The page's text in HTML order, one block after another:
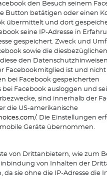
den Besuch seinem
Button betätigen oder einen
übermittelt und dort
seine IP-Adresse in
gespeichert. Zweck und
sowie die
den
Facebookmitglied ist und
bei Facebook gespeicherten
Facebook ausloggen und
sind innerhalb der
die US-amerikanische
. Die Einstellungen
Geräte übernommen.
von Drittanbietern, wie zum
von Inhalten der
sie ohne die IP-Adresse die